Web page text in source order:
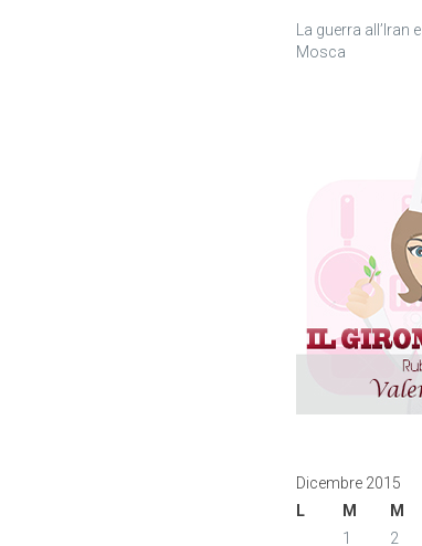
La guerra all’Iran
Mosca
Dicembre 2015
L
M M
1
2